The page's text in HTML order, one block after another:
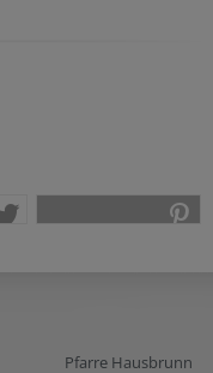
Pfarre Hausbrunn